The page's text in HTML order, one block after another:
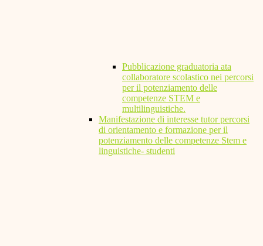
Pubblicazione graduatoria ata
collaboratore scolastico nei percorsi
per il potenziamento delle
competenze STEM e
multilinguistiche.
Manifestazione di interesse tutor percorsi
di orientamento e formazione per il
potenziamento delle competenze Stem e
linguistiche- studenti